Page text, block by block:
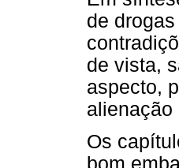
de
de vista,
aspecto,
alienação
Os
bom